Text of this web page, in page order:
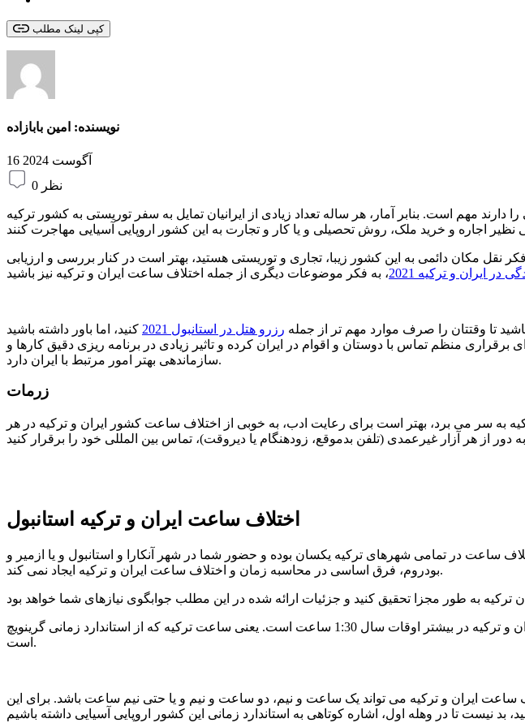
کپی لینک مطلب
نویسنده: امین بابازاده
16 آگوست 2024
0 نظر
مهم است. بنابر آمار، هر ساله تعداد زیادی از ایرانیان تمایل به سفر توریستی به کشور ترکیه
مکان دائمی به این کشور زیبا، تجاری و توریستی هستید، بهتر است در کنار بررسی و ارزیابی
در ایران و ترکیه 2021
تا وقتتان را صرف موارد مهم تر از جمله رزرو هتل در استانبول 2021
کنید، اما باور داشته باشید
منظم تماس با دوستان و اقوام در ایران کرده و تاثیر زیادی در برنامه ریزی دقیق کارها و
سازماندهی بهتر امور مرتبط با ایران دارد.
زرمات
سر می برد، بهتر است برای رعایت ادب، به خوبی از اختلاف ساعت کشور ایران و ترکیه در هر
اختلاف ساعت ایران و ترکیه استانبول
ساعت در تمامی شهرهای ترکیه یکسان بوده و حضور شما در شهر آنکارا و استانبول و یا ازمیر و
بودروم، فرق اساسی در محاسبه زمان و اختلاف ساعت ایران و ترکیه ایجاد نمی کند.
بنابر آمار، اختلاف ساعت دو کشور ایران و ترکیه در بیشتر اوقات سال 1:30 ساعت است. یعنی ساعت ترکیه که از استاندارد زمانی گرینویچ UTC+3 پیروی می کند، یک و نیم ساعت از ساعت ایران عقب تر
است.
ایران و ترکیه می تواند یک ساعت و نیم، دو ساعت و نیم و یا حتی نیم ساعت باشد. برای این